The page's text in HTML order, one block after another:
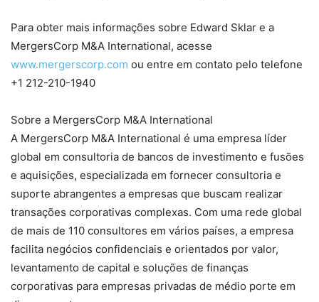
Para obter mais informações sobre Edward Sklar e a
MergersCorp M&A International, acesse
www.mergerscorp.com ou entre em contato pelo telefone
+1 212-210-1940
Sobre a MergersCorp M&A International
A MergersCorp M&A International é uma empresa líder
global em consultoria de bancos de investimento e fusões
e aquisições, especializada em fornecer consultoria e
suporte abrangentes a empresas que buscam realizar
transações corporativas complexas. Com uma rede global
de mais de 110 consultores em vários países, a empresa
facilita negócios confidenciais e orientados por valor,
levantamento de capital e soluções de finanças
corporativas para empresas privadas de médio porte em